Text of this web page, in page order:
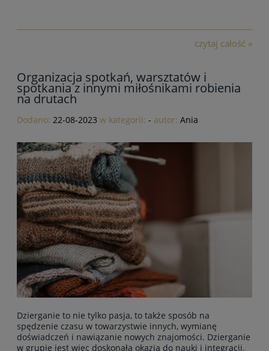
czytaj całość »
Organizacja spotkań, warsztatów i
spotkania z innymi miłośnikami robienia
na drutach
Dodano: 22-08-2023 w kategorii: - autor: Ania
Dzierganie to nie tylko pasja, to także sposób na
spędzenie czasu w towarzystwie innych, wymianę
doświadczeń i nawiązanie nowych znajomości. Dzierganie
w grupie jest więc doskonałą okazją do nauki i integracji.